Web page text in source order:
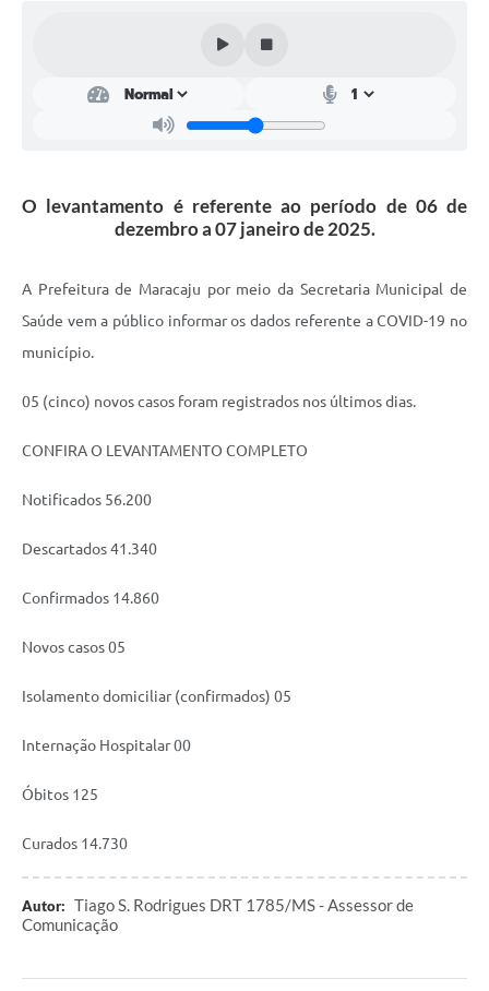
Decorrência de COVID-19 Comércio - Adesão ao
Plano Municipal de Enfrentamento da Pandemia em
Decorrência de COVID-19 Educação - Adesão ao
Downloads
O levantamento é referente ao período de 06 de
dezembro a 07 janeiro de 2025.
A Prefeitura de Maracaju por meio da Secretaria Municipal de
Saúde vem a público informar os dados referente a COVID-19 no
município.
05 (cinco) novos casos foram registrados nos últimos dias.
CONFIRA O LEVANTAMENTO COMPLETO
Notificados 56.200
Descartados 41.340
Confirmados 14.860
Novos casos 05
Isolamento domiciliar (confirmados) 05
Internação Hospitalar 00
Óbitos 125
Curados 14.730
Autor: Tiago S. Rodrigues DRT 1785/MS - Assessor de
Comunicação